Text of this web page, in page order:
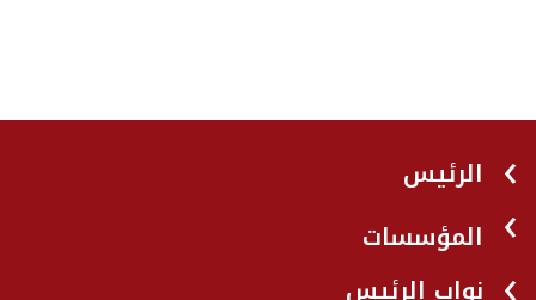
الرئيس
المؤسسات
نواب الرئيس